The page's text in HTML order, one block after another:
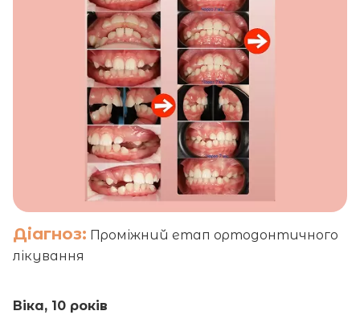
Діагноз: Проміжний етап ортодонтичного
лікування
Віка, 10 років